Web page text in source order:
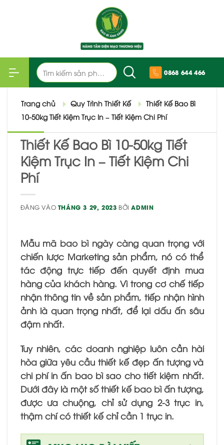
Tìm
kiếm:
0868 644 466
Trang chủ Quy Trình Thiết Kế
Thiết Kế Bao Bì
10-50kg Tiết Kiệm Trục In – Tiết Kiệm Chi Phí
Thiết Kế Bao Bì 10-50kg Tiết
Kiệm Trục In – Tiết Kiệm Chi
Phí
ĐĂNG VÀO THÁNG 3 29, 2023 BỞIADMIN
Mẫu mã bao bì ngày càng quan trọng với
chiến lược Marketing sản phẩm, nó có thể
tác động trực tiếp đến quyết định mua
hàng của khách hàng. Vì trong cơ chế tiếp
nhận thông tin về sản phẩm, tiếp nhận hình
ảnh là quan trọng nhất, để lại dấu ấn sâu
đậm nhất.
Tuy nhiên, các doanh nghiệp luôn cần hài
hòa giữa yêu cầu thiết kế đẹp ấn tượng và
chi phí in ấn bao bì sao cho tiết kiệm nhất.
Dưới đây là một số thiết kế bao bì ấn tượng,
được ưa chuộng, chỉ sử dụng 2-3 trục in,
thậm chí có thiết kế chỉ cần 1 trục in.